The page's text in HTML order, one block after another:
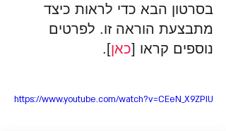
בסרטון הבא כדי לראות כיצד
מתבצעת הוראה זו. לפרטים
נוספים קראו [כאן].
https://www.youtube.com/watch?v=CEeN_X9ZPIU